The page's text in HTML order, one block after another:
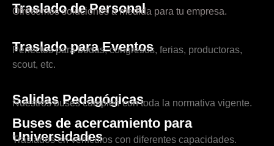
Traslado de Personal
Ofrecemos soluciones a medida para tu empresa.
Traslado para Eventos
Perfectos para bodas, congresos, ferias, productoras,
scout, etc.
Salidas Pedagógicas
Nuestros buses cumplen con toda la normativa vigente.
Buses de acercamiento para
Universidades
Traslados en vehículos con diferentes capacidades.